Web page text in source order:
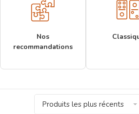
Nos
recommandations
Produits les plus récents